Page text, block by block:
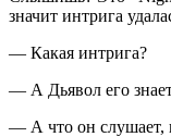
значит интрига
— Какая интрига?
— А Дьявол его
— А что он слушает,